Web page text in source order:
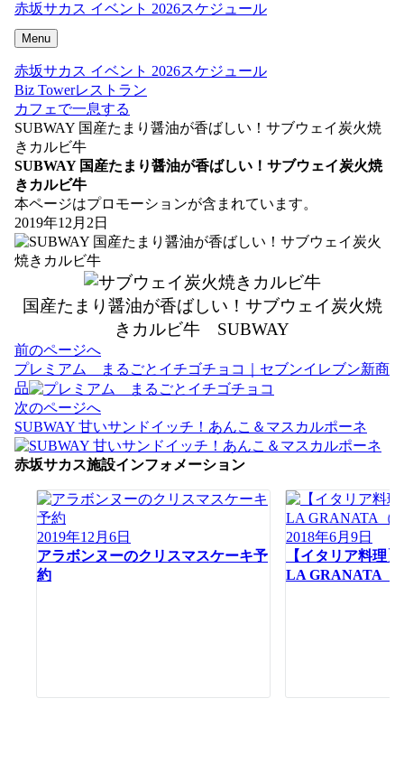
赤坂サカス イベント 2026スケジュール
Menu
赤坂サカス イベント 2026スケジュール
Biz Towerレストラン
カフェで一息する
SUBWAY 国産たまり醤油が香ばしい！サブウェイ炭火焼
きカルビ牛
SUBWAY 国産たまり醤油が香ばしい！サブウェイ炭火焼
きカルビ牛
本ページはプロモーションが含まれています。
2019年12月2日
国産たまり醤油が香ばしい！サブウェイ炭火焼
きカルビ牛 SUBWAY
投
稿
ナ
ビ
ゲ
ー
シ
前のページへ
プレミアム まるごとイチゴチョコ｜セブンイレブン新商
品
次のページへ
SUBWAY 甘いサンドイッチ！あんこ＆マスカルポーネ
赤坂サカス施設インフォメーション
2019年12月6日
アラボンヌーのクリスマスケーキ予
約
2018年6月9日
【イタリア料理
LA GRANATA（